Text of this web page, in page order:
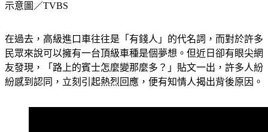
示意圖／TVBS
在過去，高級進口車往往是「有錢人」的代名詞，而對於許多
民眾來說可以擁有一台頂級車種是個夢想。但近日卻有眼尖網
友發現，「路上的賓士怎麼變那麼多？」貼文一出，許多人紛
紛感到認同，立刻引起熱烈回應，便有知情人揭出背後原因。